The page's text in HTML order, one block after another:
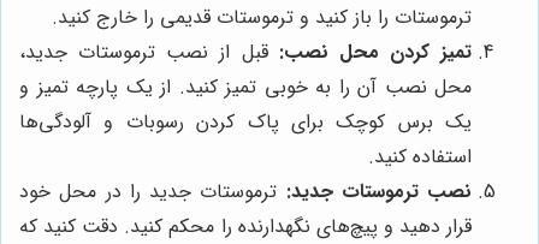
ترموستات را باز کنید و ترموستات قدیمی را خارج کنید.
تمیز کردن محل نصب: قبل از نصب ترموستات جدید،
محل نصب آن را به خوبی تمیز کنید. از یک پارچه تمیز و
یک برس کوچک برای پاک کردن رسوبات و آلودگی‌ها
استفاده کنید.
نصب ترموستات جدید: ترموستات جدید را در محل خود
قرار دهید و پیچ‌های نگهدارنده را محکم کنید. دقت کنید که